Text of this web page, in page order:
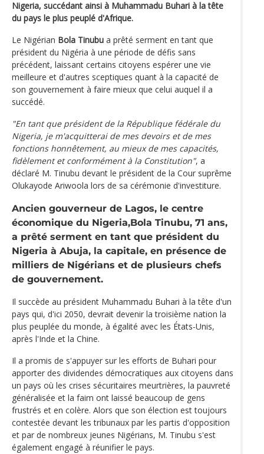
Nigeria, succédant ainsi à Muhammadu Buhari à la tête
du pays le plus peuplé d'Afrique.
Le Nigérian Bola Tinubu a prêté serment en tant que
président du Nigéria à une période de défis sans
précédent, laissant certains citoyens espérer une vie
meilleure et d'autres sceptiques quant à la capacité de
son gouvernement à faire mieux que celui auquel il a
succédé.
"En tant que président de la République fédérale du
Nigeria, je m'acquitterai de mes devoirs et de mes
fonctions honnêtement, au mieux de mes capacités,
fidèlement et conformément à la Constitution", a
déclaré M. Tinubu devant le président de la Cour suprême
Olukayode Ariwoola lors de sa cérémonie d'investiture.
Ancien gouverneur de Lagos, le centre
économique du Nigeria,Bola Tinubu, 71 ans,
a prêté serment en tant que président du
Nigeria à Abuja, la capitale, en présence de
milliers de Nigérians et de plusieurs chefs
de gouvernement.
Il succède au président Muhammadu Buhari à la tête d'un
pays qui, d'ici 2050, devrait devenir la troisième nation la
plus peuplée du monde, à égalité avec les États-Unis,
après l'Inde et la Chine.
Il a promis de s'appuyer sur les efforts de Buhari pour
apporter des dividendes démocratiques aux citoyens dans
un pays où les crises sécuritaires meurtrières, la pauvreté
généralisée et la faim ont laissé beaucoup de gens
frustrés et en colère. Alors que son élection est toujours
contestée devant les tribunaux par les partis d'opposition
et par de nombreux jeunes Nigérians, M. Tinubu s'est
également engagé à réunifier le pays.